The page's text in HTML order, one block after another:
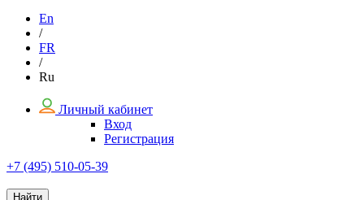
En
/
FR
/
Ru
Личный кабинет
Вход
Регистрация
+7 (495) 510-05-39
Найти